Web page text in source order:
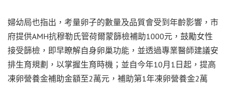
婦幼局也指出，考量卵子的數量及品質會受到年齡影響，市
府提供AMH抗穆勒氏管荷爾蒙篩檢補助1000元，鼓勵女性
接受篩檢，即早瞭解自身卵巢功能，並透過專業醫師建議安
排生育規劃，以掌握生育時機；並自今年10月1日起，提高
凍卵營養金補助金額至2萬元，補助第1年凍卵營養金2萬